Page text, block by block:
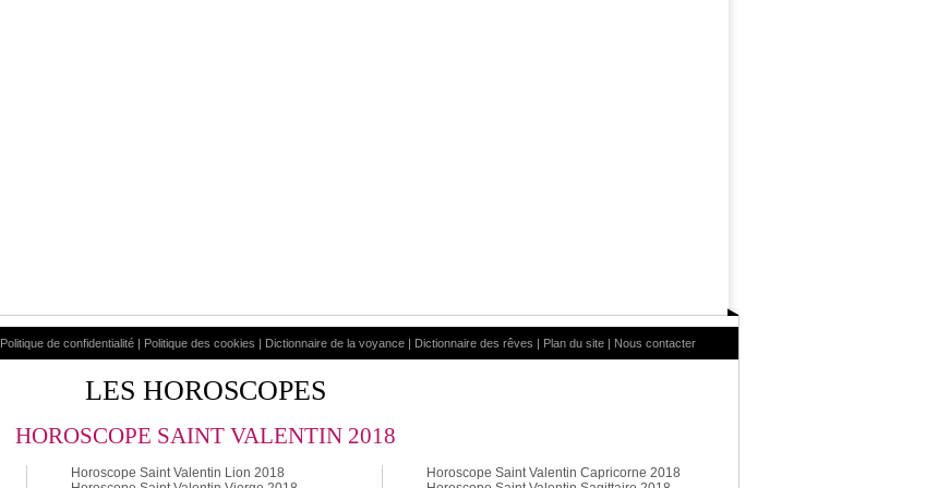
Politique de confidentialité| Politique des cookies | Dictionnaire de la voyance| Dictionnaire des rêves | Plan du site| Nous contacter
LES HOROSCOPES
HOROSCOPE SAINT VALENTIN 2018
Horoscope Saint Valentin Lion 2018
Horoscope Saint Valentin Capricorne 2018